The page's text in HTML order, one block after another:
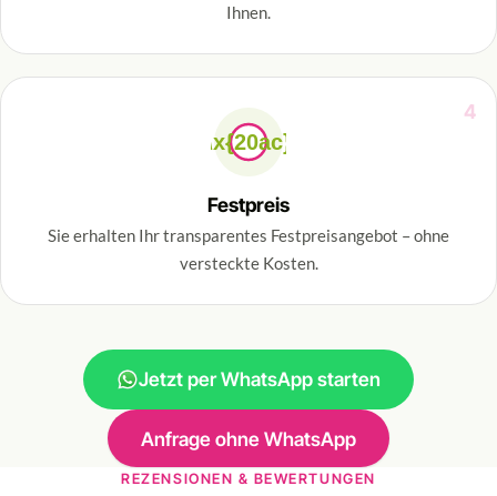
Ihnen.
4
\x{20ac}
Festpreis
Sie erhalten Ihr transparentes Festpreisangebot – ohne
versteckte Kosten.
Jetzt per WhatsApp starten
Anfrage ohne WhatsApp
REZENSIONEN & BEWERTUNGEN